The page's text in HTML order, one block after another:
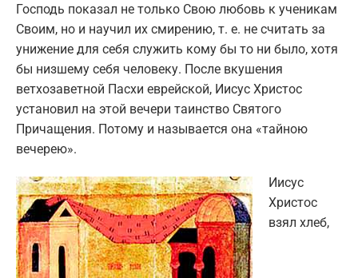
Господь показал не только Свою любовь к ученикам
Своим, но и научил их смирению, т. е. не считать за
унижение для себя служить кому бы то ни было, хотя
бы низшему себя человеку. После вкушения
ветхозаветной Пасхи еврейской, Иисус Христос
установил на этой вечери таинство Святого
Причащения. Потому и называется она «тайною
вечерею».
Иисус
Христос
взял хлеб,